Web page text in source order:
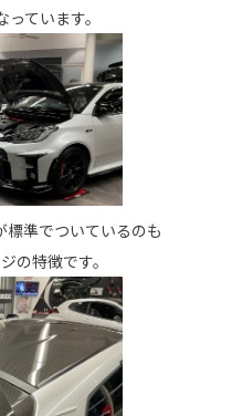
ています。
準でついているのも
の特徴です。